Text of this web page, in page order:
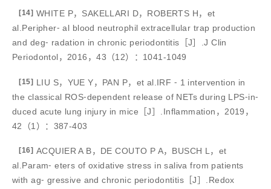
[14] WHITE P，SAKELLARI D，ROBERTS H，et
al.Peripher⁃ al blood neutrophil extracellular trap production
and deg⁃ radation in chronic periodontitis［J］.J Clin
Periodontol，2016，43（12）：1041-1049
[15] LIU S，YUE Y，PAN P，et al.IRF ⁃ 1 intervention in
the classical ROS⁃dependent release of NETs during LPS⁃in⁃
duced acute lung injury in mice［J］.Inflammation，2019，
42（1）：387-403
[16] ACQUIER A B，DE COUTO P A，BUSCH L，et
al.Param⁃ eters of oxidative stress in saliva from patients
with ag⁃ gressive and chronic periodontitis［J］.Redox